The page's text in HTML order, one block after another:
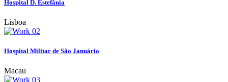
Hospital D. Estefânia
Lisboa
Hospital Militar de São Januário
Macau